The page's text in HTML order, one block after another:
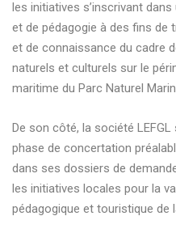
les initiatives s’inscrivant
et de pédagogie à des fins de
et de connaissance du cadre
naturels et culturels sur le
maritime du Parc Naturel
De son côté, la société LEFGL
phase de concertation
dans ses dossiers de
les initiatives locales pour la
pédagogique et touristique de